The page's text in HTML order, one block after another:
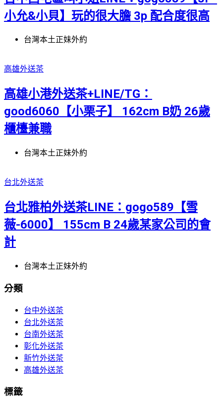
小允&小貝】玩的很大膽 3p 配合度很高
台灣本土正妹外約
高雄外送茶
高雄小港外送茶+LINE/TG：
good6060【小栗子】 162cm B奶 26歲
櫃檯兼職
台灣本土正妹外約
台北外送茶
台北雅柏外送茶LINE：gogo589【雪
薇-6000】 155cm B 24歲某家公司的會
計
台灣本土正妹外約
分類
台中外送茶
台北外送茶
台南外送茶
彰化外送茶
新竹外送茶
高雄外送茶
標籤